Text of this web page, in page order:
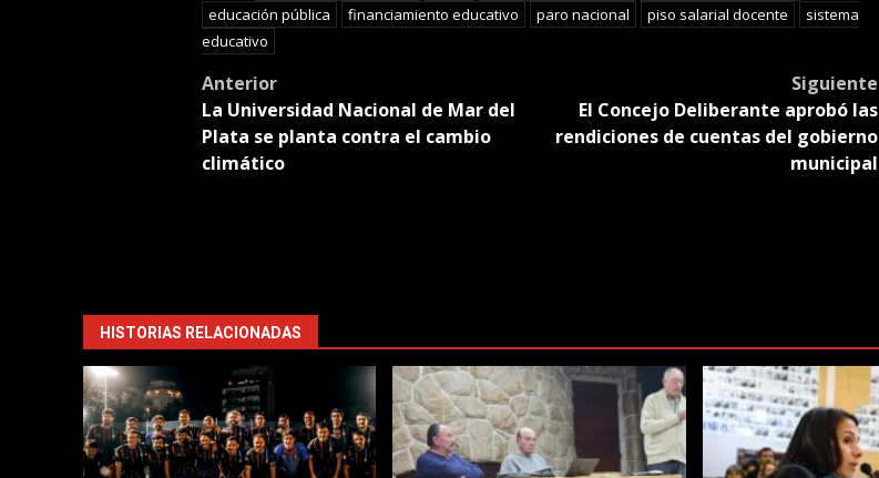
educación pública
financiamiento educativo paro nacional piso salarial docente
sistema
educativo
Post
navigation
Anterior
La Universidad Nacional de Mar del
Plata se planta contra el cambio
climático
Siguiente
El Concejo Deliberante aprobó las
rendiciones de cuentas del gobierno
municipal
HISTORIAS RELACIONADAS